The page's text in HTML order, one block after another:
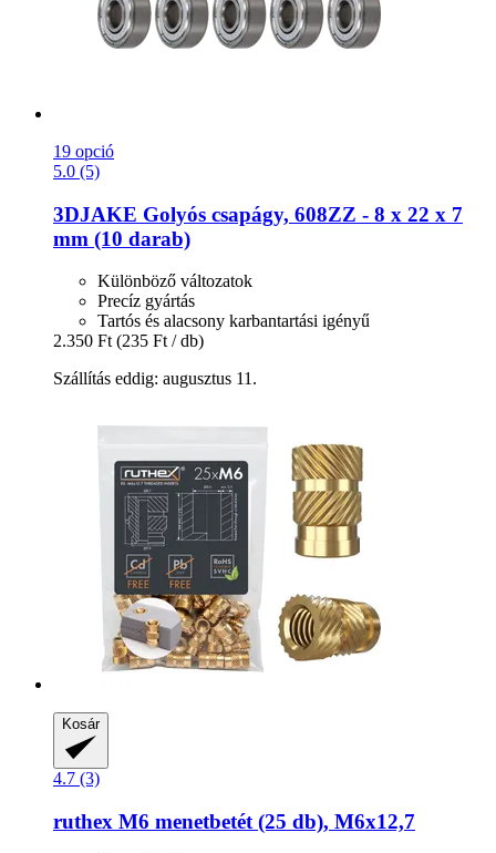
19 opció
5.0 (5)
3DJAKE Golyós csapágy, 608ZZ -​ 8 x 22 x 7
mm (10 darab)
Különböző változatok
Precíz gyártás
Tartós és alacsony karbantartási igényű
2.350 Ft (235 Ft / db)
Szállítás eddig: augusztus 11.
Kosár
4.7 (3)
ruthex M6 menetbetét (25 db), M6x12,7